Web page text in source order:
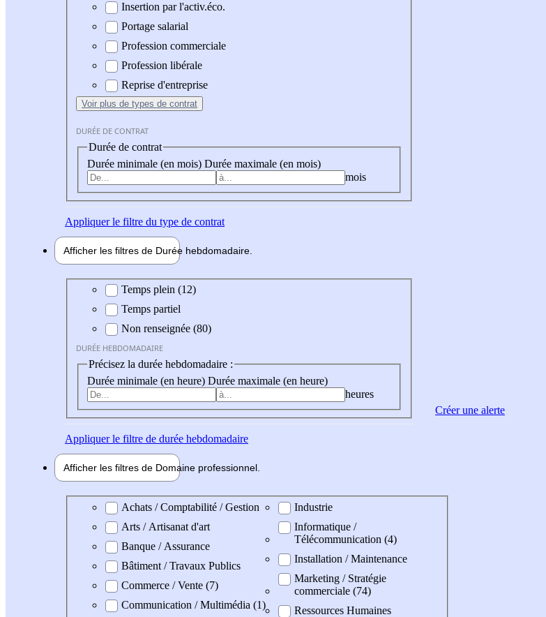
Insertion par l'activ.éco.
Portage salarial
Profession commerciale
Profession libérale
Reprise d'entreprise
Voir plus de types de contrat
DURÉE DE CONTRAT
Durée de contrat
Durée minimale (en mois) Durée maximale (en mois)
mois
Appliquerle filtre du type de contrat
Afficher les filtres de Durée hebdomadaire
Durée hebdomadaire
Temps plein (12)
Temps partiel
Non renseignée (80)
DURÉE HEBDOMADAIRE
Précisez la durée hebdomadaire :
Durée minimale (en heure) Durée maximale (en heure)
heures
Appliquerle filtre de durée hebdomadaire
Afficher les filtres de Domaine professionnel
Domaine professionel
Achats / Comptabilité / Gestion
Arts / Artisanat d'art
Banque / Assurance
Bâtiment / Travaux Publics
Commerce / Vente (7)
Communication / Multimédia (1)
Industrie
Informatique /
Télécommunication (4)
Installation / Maintenance
Marketing / Stratégie
commerciale (74)
Ressources Humaines
Créer une alerte